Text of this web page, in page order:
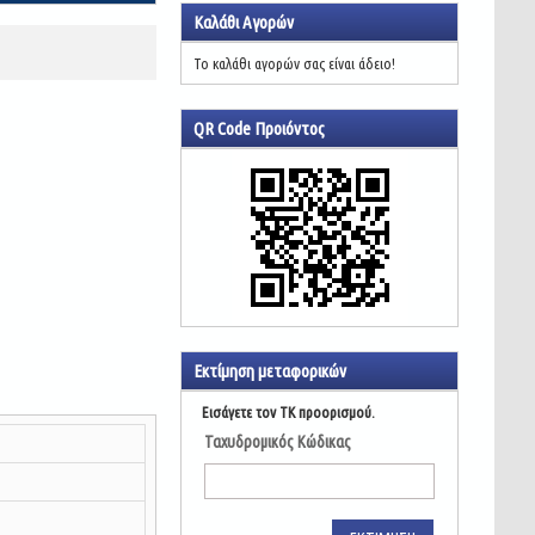
Καλάθι Αγορών
Το καλάθι αγορών σας είναι άδειο!
QR Code Προιόντος
Εκτίμηση μεταφορικών
Εισάγετε τον ΤΚ προορισμού.
Ταχυδρομικός Κώδικας